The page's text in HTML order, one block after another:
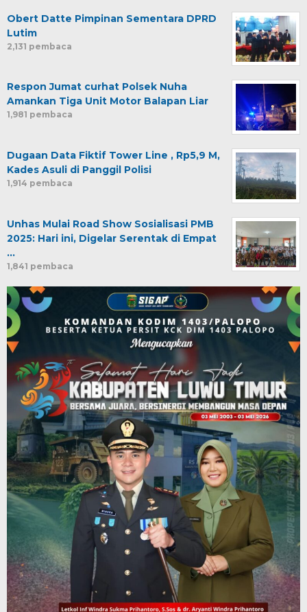
Obert Datte Pimpinan Sementara DPRD
Lutim
2,131 pembaca
Respon Jumat curhat Polsek Nuha
Amankan Tiga Unit Motor Balapan Liar
1,981 pembaca
Dugaan Data Fiktif Tower Line , Rp5,9 M,
Kades Asuli di Panggil Polisi
1,914 pembaca
Unhas Mulai Road Show Sosialisasi PMB
2025: Hari ini, Digelar Serentak di Empat
…
1,841 pembaca